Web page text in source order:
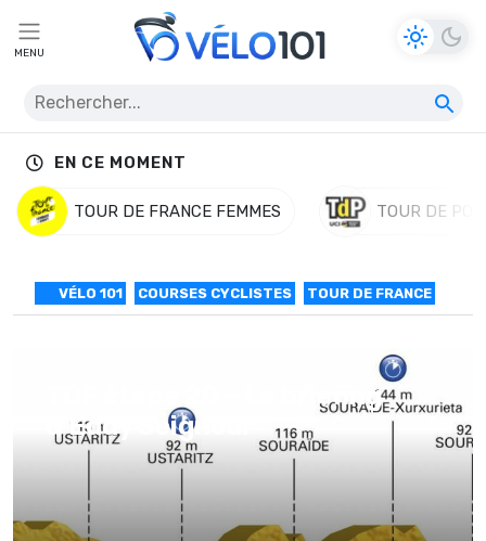
MENU
EN CE MOMENT
TOUR DE FRANCE FEMMES TOUR DE
VÉLO 101 COURSES CYCLISTES TOUR DE FRANCE
TDF étape 20 – Le briefing
d’Eddy Seigneur